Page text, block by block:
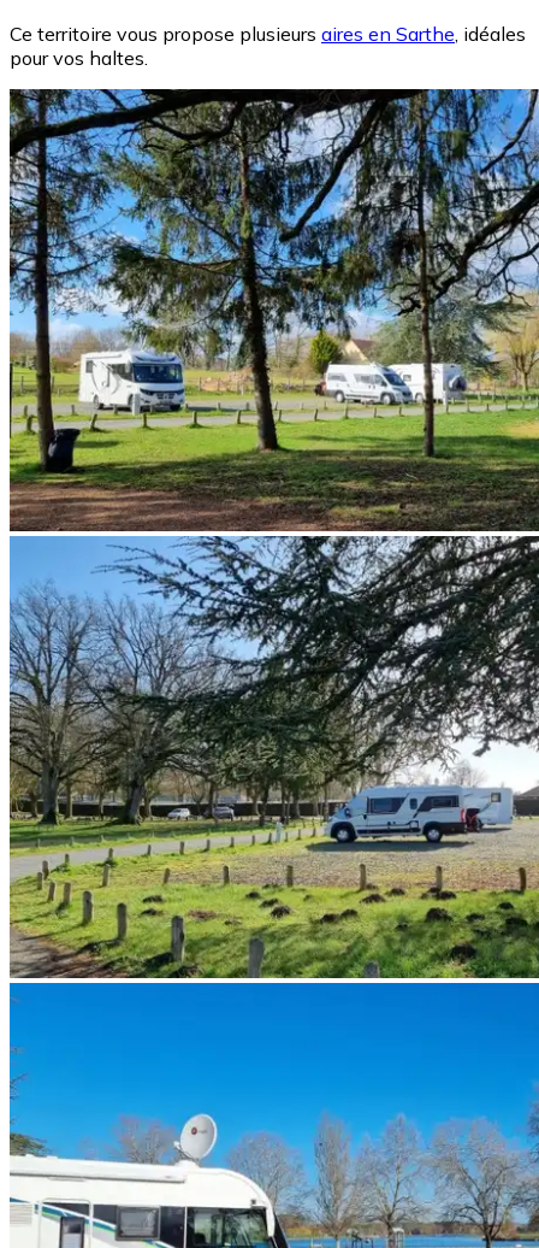
Ce territoire vous propose plusieurs aires en Sarthe, idéales
pour vos haltes.